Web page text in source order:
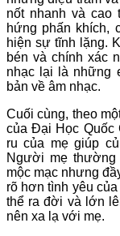
nốt nhanh và cao
hứng phấn khích,
hiện sự tĩnh lặng.
bén và chính xác
nhạc lại là những
bản về âm nhạc.
Cuối cùng, theo
của Đại Học Quốc
ru của mẹ giúp
Người mẹ
mộc mạc nhưng
rõ hơn tình yêu
thể ra đời và lớn
nên xa lạ với mẹ.